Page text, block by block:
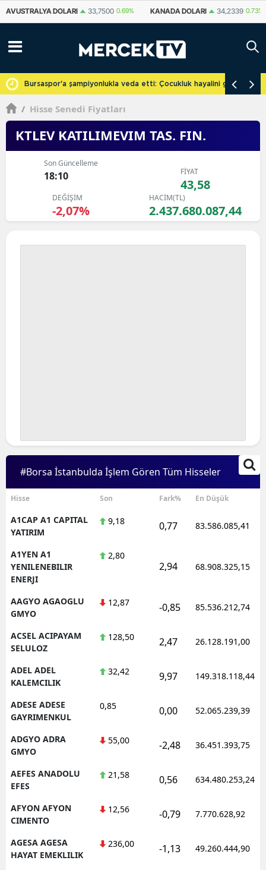
KANADA DOLARI 34,2339 0.73% İSVIÇRE FRANKI 59,1179 0.82%
Bursaspor'a şampiyonlukla veda etti: Çocukluk hayalini
/ Hisse Senedi Fiyatları
KTLEV KATILIMEVIM TAS. FIN.
Son Güncelleme
18:10 FİYAT
43,58
DEĞİŞİM
-2,07%
HACİM(TL)
2.437.680.087,44
#Borsa İstanbulda İşlem Gören Tüm Hisseler
Hisse Son Fark% En Düşük
A1CAP A1 CAPITAL
YATIRIM
9,18 0,77 83.586.085,41
A1YEN A1
YENILENEBILIR
ENERJI
2,80
2,94 68.908.325,15
AAGYO AGAOGLU
GMYO
12,87 -0,85 85.536.212,74
ACSEL ACIPAYAM
SELULOZ
128,50 2,47 26.128.191,00
ADEL ADEL
KALEMCILIK
32,42 9,97 149.318.118,44
ADESE ADESE
GAYRIMENKUL
0,85 0,00 52.065.239,39
ADGYO ADRA
GMYO
55,00 -2,48 36.451.393,75
AEFES ANADOLU
EFES
21,58 0,56 634.480.253,24
AFYON AFYON
CIMENTO
12,56 -0,79 7.770.628,92
AGESA AGESA
HAYAT EMEKLILIK
236,00 -1,13 49.260.444,90